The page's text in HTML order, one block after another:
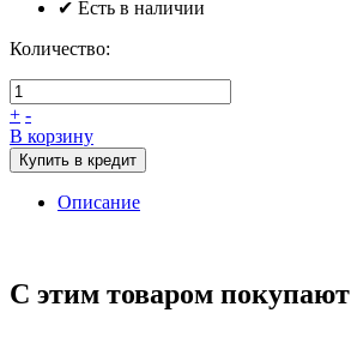
✔ Есть в наличии
Количество:
+ -
В корзину
Купить в кредит
Описание
С этим товаром покупают